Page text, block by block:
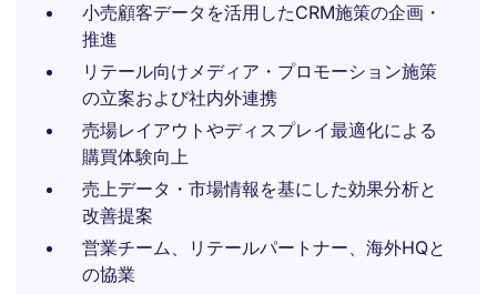
小売顧客データを活用したCRM施策の企画・
推進
リテール向けメディア・プロモーション施策
の立案および社内外連携
売場レイアウトやディスプレイ最適化による
購買体験向上
売上データ・市場情報を基にした効果分析と
改善提案
営業チーム、リテールパートナー、海外HQと
の協業